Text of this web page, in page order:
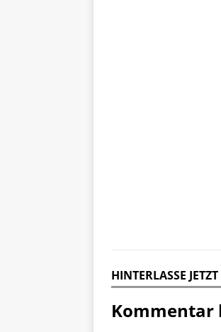
HINTERLASSE
Kommentar